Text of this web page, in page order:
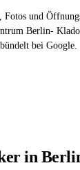
Fotos und
Berlin-
bei Google.
in